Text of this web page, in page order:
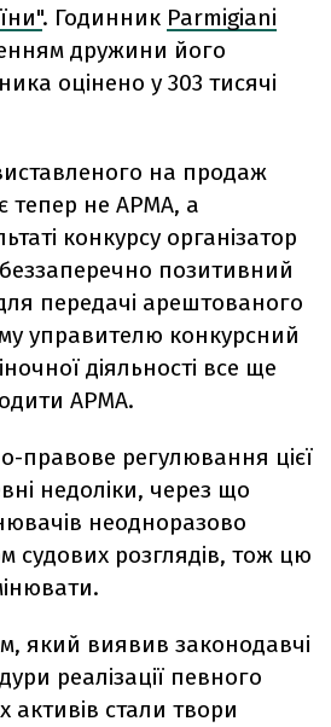
. Годинник Parmigiani
дружини його
оцінено у 303 тисячі
на продаж
тепер не АРМА, а
конкурсу організатор
беззаперечно позитивний
передачі арештованого
управителю конкурсний
діяльності все ще
АРМА.
правове регулювання цієї
недоліки, через що
неодноразово
судових розглядів, тож цю
який виявив законодавчі
реалізації певного
стали твори